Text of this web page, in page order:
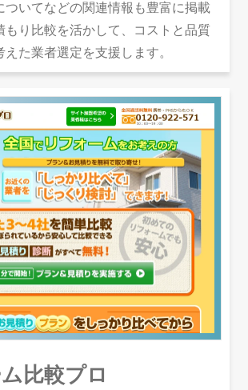
ついてなどの関連情報も豊富に掲載
もり比較を活かして、コストと品質
た業者選定を支援します。
比較プロ